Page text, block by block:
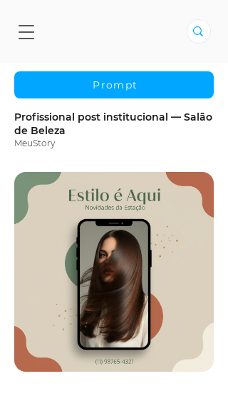
Prompt
Profissional post institucional — Salão
de Beleza
MeuStory